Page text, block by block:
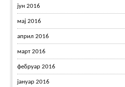
јун 2016
мај 2016
април 2016
март 2016
фебруар 2016
јануар 2016